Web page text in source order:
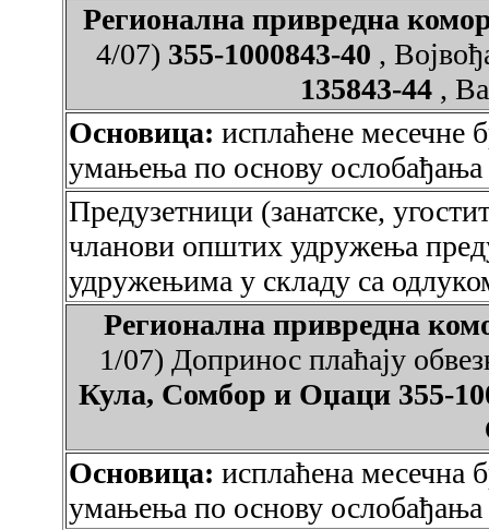
Регионална привредна
4/07) 355-1000843-40 ,
135843-44 ,
Основица: исплаћене месечне
умањења по основу
Предузетници (занатске,
чланови општих удружења
удружењима у складу са
Регионална привредна
1/07) Допринос плаћају
Кула, Сомбор и Оџаци 355-
Основица: исплаћена месечна
умањења по основу